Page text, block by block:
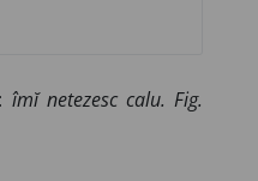
îmĭ netezesc calu. Fig.